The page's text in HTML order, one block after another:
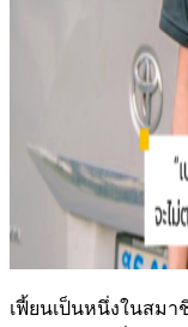
เฟี้ยนเป็นหนึ่งในสม